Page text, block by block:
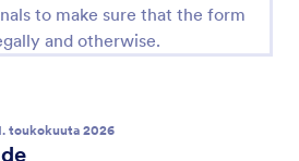
to make sure that the form
and otherwise.
toukokuuta 2026